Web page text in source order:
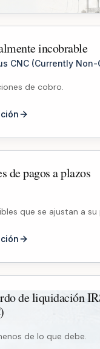
incobrable
CNC (Currently
de cobro.
de pagos a plazos
que se ajustan a
de liquidación
de lo que debe.